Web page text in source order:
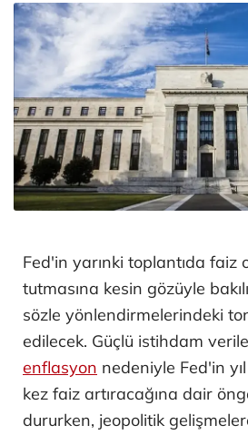
Fed'in yarınki toplantıda faiz
tutmasına kesin gözüyle
sözle yönlendirmelerindeki
edilecek. Güçlü istihdam
enflasyon nedeniyle Fed'in
kez faiz artıracağına dair
dururken, jeopolitik